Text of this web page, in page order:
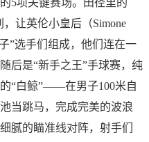
5项关键赛场。田径里的
让英伦小皇后（Simone
”选手们组成，他们连在一
后是“新手之王”手球赛，纯
“白鲸”——在男子100米自
当跳马，完成完美的波浪
腻的瞄准线对阵，射手们